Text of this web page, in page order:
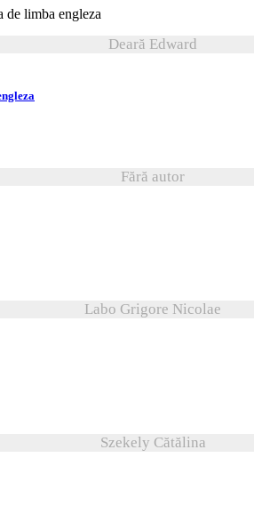
Deară Edward
Fără autor
Labo Grigore Nicolae
Szekely Cătălina